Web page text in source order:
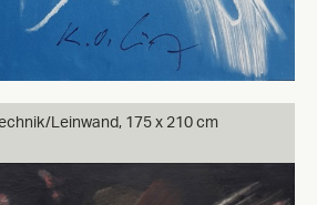
Leinwand, 175 x 210 cm